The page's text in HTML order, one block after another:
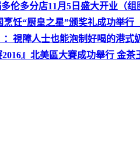
伦多分店11月5日盛大开业（组
饪“厨皇之星”颁奖礼成功举行
視障人士也能泡制好喝的港式
2016』北美區大賽成功舉行 金茶